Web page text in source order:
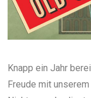
Knapp ein Jahr
Freude mit